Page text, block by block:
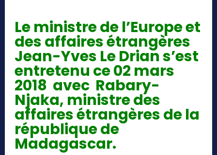
Le ministre de l’Europe et
des affaires étrangères
Jean-Yves Le Drian s’est
entretenu ce 02 mars
2018 avec Rabary-
Njaka, ministre des
affaires étrangères de la
république de
Madagascar.